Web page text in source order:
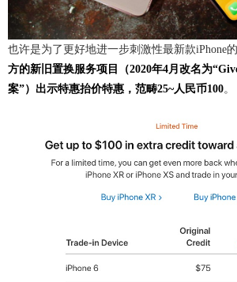
也许是为了更好地进一步刺激性最新款iPhone
方的新旧置换服务项目（2020年4月改名为
案”）出示特惠抬价特惠，范畴25~人民币100。